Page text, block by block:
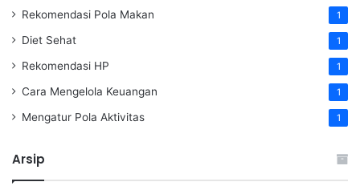
Rekomendasi Pola Makan 1
Diet Sehat 1
Rekomendasi HP 1
Cara Mengelola Keuangan 1
Mengatur Pola Aktivitas 1
Arsip